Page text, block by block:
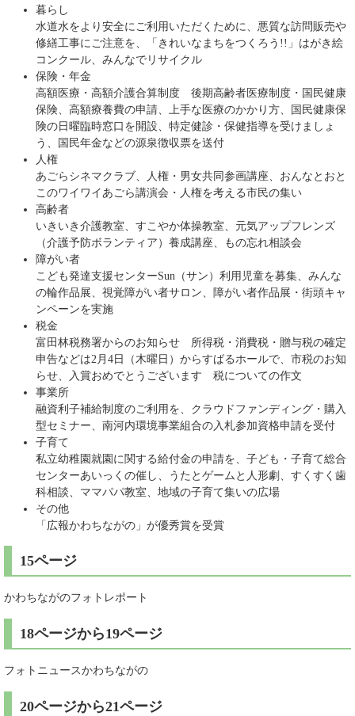
暮らし
水道水をより安全にご利用いただくために、悪質な訪問販売や
修繕工事にご注意を、「きれいなまちをつくろう!!」はがき絵
コンクール、みんなでリサイクル
保険・年金
高額医療・高額介護合算制度 後期高齢者医療制度・国民健康
保険、高額療養費の申請、上手な医療のかかり方、国民健康保
険の日曜臨時窓口を開設、特定健診・保健指導を受けましょ
う、国民年金などの源泉徴収票を送付
人権
あごらシネマクラブ、人権・男女共同参画講座、おんなとおと
このワイワイあごら講演会・人権を考える市民の集い
高齢者
いきいき介護教室、すこやか体操教室、元気アップフレンズ
（介護予防ボランティア）養成講座、もの忘れ相談会
障がい者
こども発達支援センターSun（サン）利用児童を募集、みんな
の輪作品展、視覚障がい者サロン、障がい者作品展・街頭キャ
ンペーンを実施
税金
富田林税務署からのお知らせ 所得税・消費税・贈与税の確定
申告などは2月4日（木曜日）からすばるホールで、市税のお知
らせ、入賞おめでとうございます 税についての作文
事業所
融資利子補給制度のご利用を、クラウドファンディング・購入
型セミナー、南河内環境事業組合の入札参加資格申請を受付
子育て
私立幼稚園就園に関する給付金の申請を、子ども・子育て総合
センターあいっくの催し、うたとゲームと人形劇、すくすく歯
科相談、ママパパ教室、地域の子育て集いの広場
その他
「広報かわちながの」が優秀賞を受賞
15ページ
かわちながのフォトレポート
18ページから19ページ
フォトニュースかわちながの
20ページから21ページ